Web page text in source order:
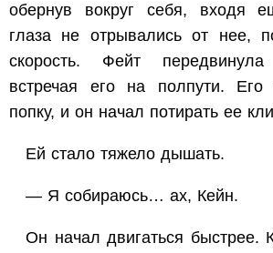
обернув вокруг себя, входя
глаза не отрывались от нее,
скорость. Фейт
встречая его на полпути.
попку, и он начал потирать ее
Ей стало тяжело дышать.
— Я собираюсь… ах, Кейн.
Он начал двигаться быстрее.